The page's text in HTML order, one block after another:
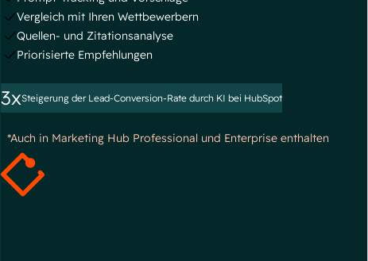
Vergleich mit Ihren Wettbewerbern
Quellen- und Zitationsanalyse
Priorisierte Empfehlungen
3xSteigerung der Lead-Conversion-Rate durch KI bei HubSpot
*Auch in Marketing Hub Professional und Enterprise enthalten